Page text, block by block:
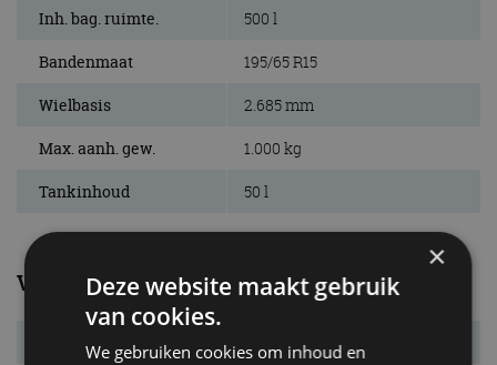
Inh. bag. ruimte. 500 l
Bandenmaat 195/65 R15
Wielbasis 2.685 mm
Max. aanh. gew. 1.000 kg
Tankinhoud 50 l
Verbruik
Verbr. gecomb. 5,0 l/100km
×
Deze website maakt gebruik
van cookies.
We gebruiken cookies om inhoud en